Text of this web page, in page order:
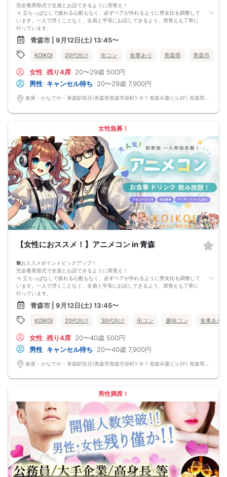
完全着席形式で全員とお話できるように席替え！
→ 立ちっぱなしで疲れる心配もなく、必ずペアが作れるように男女比を調整して
います。一人で浮くことなく、全員と平等にお話しできるよう、席替えも丁寧に
行っています。
会話を盛り上げるプロフィールシート！
→ 趣味や好みからスムーズに会話がスタート！「何を話そう…」と悩むことな
く、共通の話題で盛り上がれます。
自然なつながりをサポートするマッチングゲーム開催！
返却されるので安心です。
■最少催行人数
男女2対2
■中止判断タイミング
前日20時、または開催6時間前の時点で最少開催人数に満たない場合
→ お酒が飲めない方にはソフトドリンクも豊富にご用意しています！
青森市 | 9月12日(土) 13:45〜
KOIKOI 20代向け 街コン 食事あり 青森県 青森市
女性 残り4席 20〜29歳 500円
男性 キャンセル待ち 20〜29歳 7,900円
女性急募！
【女性におススメ！】アニメコン in 青森
■おススメポイントピックアップ！
完全着席形式で全員とお話できるように席替え！
→ 立ちっぱなしで疲れる心配もなく、必ずペアが作れるように男女比を調整して
います。一人で浮くことなく、全員と平等にお話しできるよう、席替えも丁寧に
行っています。
会話を盛り上げるプロフィールシート＆アニメ一覧表！
→ 趣味や好みからスムーズに会話がスタート！「何を話そう…」と悩むことな
く、共通の話題で盛り上がれます。
自然なつながりをサポートするマッチングゲーム開催！
返却されるので安心です。
■最少催行人数
男女2対2
■中止判断タイミング
前日20時、または開催6時間前の時点で最少開催人数に満たない場合
■飲食
→ お酒が飲めない方にはソフトドリンクも豊富にご用意しています！
青森市 | 9月12日(土) 13:45〜
KOIKOI 20代向け 30代向け 街コン 趣味コン 食事あり
女性 残り4席 20〜40歳 500円
男性 キャンセル待ち 20〜40歳 7,900円
男性満席！